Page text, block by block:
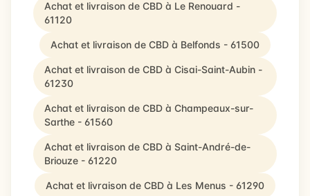
Achat et livraison de CBD à Le Renouard -
61120
Achat et livraison de CBD à Belfonds - 61500
Achat et livraison de CBD à Cisai-Saint-Aubin -
61230
Achat et livraison de CBD à Champeaux-sur-
Sarthe - 61560
Achat et livraison de CBD à Saint-André-de-
Briouze - 61220
Achat et livraison de CBD à Les Menus - 61290